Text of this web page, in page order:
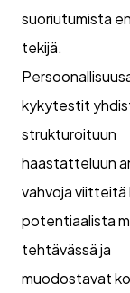
suoriutumista
tekijä.
kykytestit
strukturoituun
haastatteluun
vahvoja viitteitä
potentiaalista
tehtävässä ja
muodostavat